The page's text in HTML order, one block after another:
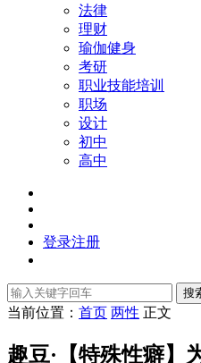
法律
理财
瑜伽健身
考研
职业技能培训
职场
设计
初中
高中
登录注册
搜
当前位置： 首页 两性 正文
趣豆·【特殊性癖】